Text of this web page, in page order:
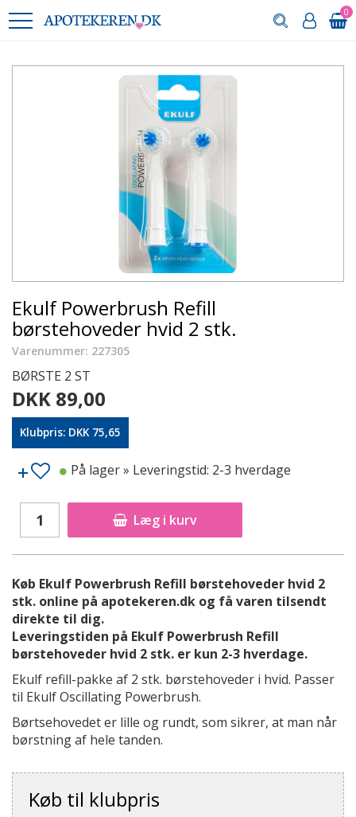
0
Ekulf Powerbrush Refill
børstehoveder hvid 2 stk.
Varenummer: 227305
BØRSTE 2 ST
DKK 89,00
Klubpris: DKK 75,65
Læg i kurv
På lager» Leveringstid: 2-3 hverdage
Køb Ekulf Powerbrush Refill børstehoveder hvid 2
stk. online på apotekeren.dk og få varen tilsendt
direkte til dig.
Leveringstiden på Ekulf Powerbrush Refill
børstehoveder hvid 2 stk. er kun 2-3 hverdage.
Ekulf refill-pakke af 2 stk. børstehoveder i hvid. Passer
til Ekulf Oscillating Powerbrush.
Børtsehovedet er lille og rundt, som sikrer, at man når
børstning af hele tanden.
Køb til klubpris